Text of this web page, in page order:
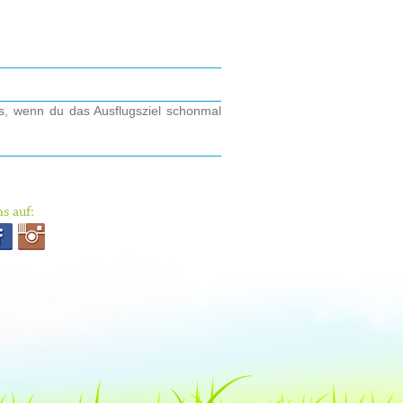
wenn du das Ausflugsziel schonmal
auf: